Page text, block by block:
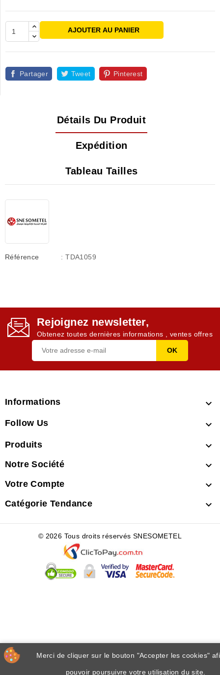
AJOUTER AU PANIER
Partager Tweet Pinterest
Détails Du Produit
Expédition
Tableau Tailles
Référence : TDA1059
Rejoignez newsletter,
Obtenez toutes dernières informations , ventes offres
Informations 
Follow Us 
Produits 
Notre Société 
Votre Compte 
Catégorie Tendance 
Merci de cliquer sur le bouton "Accepter les cookies"
pouvoir poursuivre votre utilisation du site.
© 2026 Tous droits réservés SNESOMETEL